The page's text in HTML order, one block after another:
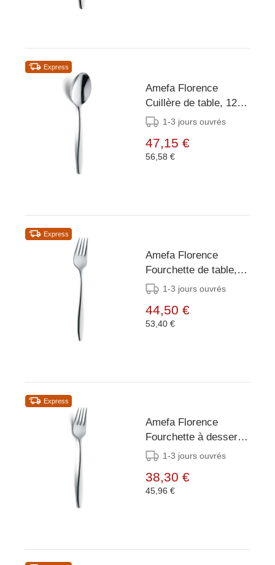
Express
Amefa Florence
Cuillère de table, 12
pièces1-3 jours ouvrés
47,15 €
56,58 €
Express
Amefa Florence
Fourchette de table,
12 pièces
1-3 jours ouvrés
44,50 €
53,40 €
Express
Amefa Florence
Fourchette à dessert,
12 pièces
1-3 jours ouvrés
38,30 €
45,96 €